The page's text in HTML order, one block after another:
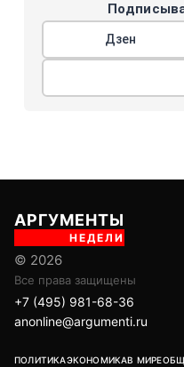
Дзен
АРГУМЕНТЫ
НЕДЕЛИ
© 2026
Все права защищены
+7 (495) 981-68-36
anonline@argumenti.ru
ПОЛИТИКАЭКОНОМИКАВ МИРЕ